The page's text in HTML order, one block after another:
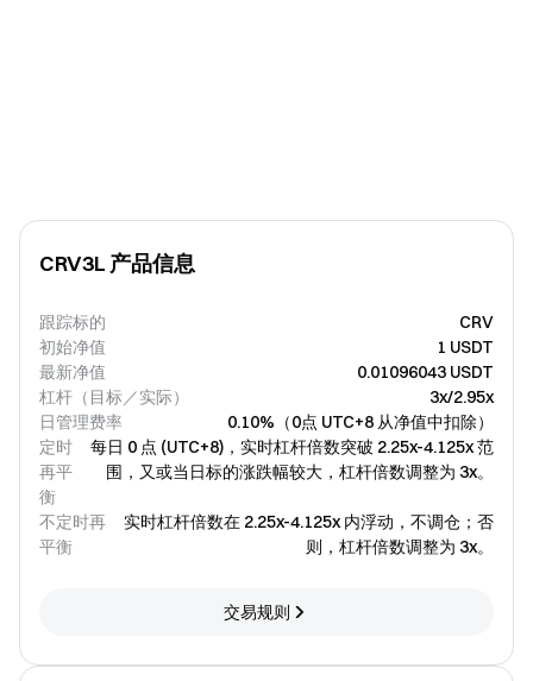
CRV3L 产品信息
跟踪标的
CRV
初始净值
1 USDT
最新净值
0.01096043 USDT
杠杆（目标／实际）
3x/2.95x
日管理费率
0.10%（0点 UTC+8 从净值中扣除）
定时
再平
衡
每日 0 点 (UTC+8)，实时杠杆倍数突破 2.25x-4.125x 范
围，又或当日标的涨跌幅较大，杠杆倍数调整为 3x。
不定时再
平衡
实时杠杆倍数在 2.25x-4.125x 内浮动，不调仓；否
则，杠杆倍数调整为 3x。
交易规则